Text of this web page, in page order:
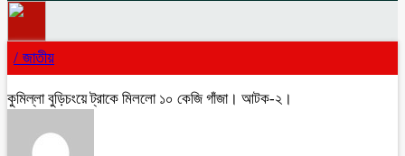
/ জাতীয়
কুমিল্লা বুড়িচংয়ে ট্রাকে মিললো ১০ কেজি গাঁজা। আটক-২।